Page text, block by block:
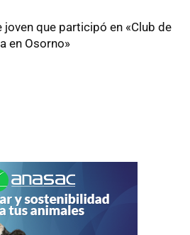
joven que participó en «Club de
en Osorno»